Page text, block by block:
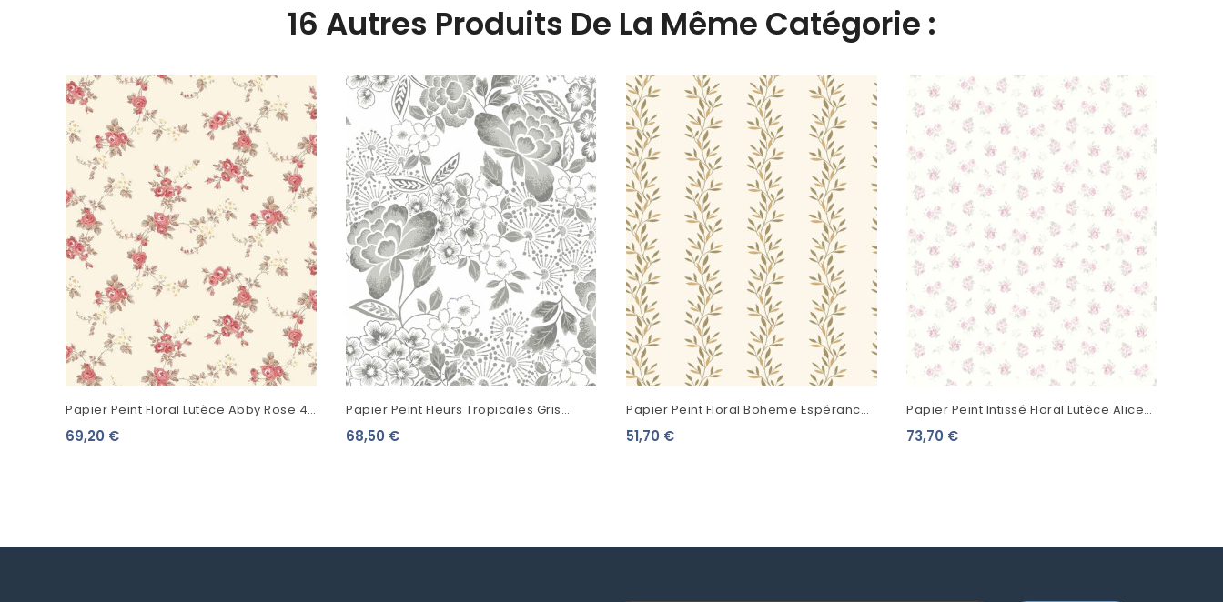
16 Autres Produits De La Même Catégorie :
Papier Peint Floral Lutèce Abby Rose 4
Chic Rose Rouge Fond Beige AF37708
69,20 €
Papier Peint Fleurs Tropicales Gris
FD26303
68,50 €
Papier Peint Floral Boheme Espérance
Paruline 103182877
51,70 €
Papier Peint Intissé Floral Lutèce Alice
Et Rose Annette Mini Bouquet Rose...
73,70 €